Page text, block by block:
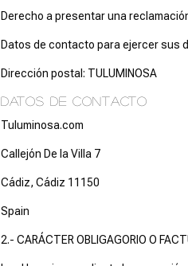
Derecho a presentar una
Datos de contacto para ejercer sus
Dirección postal: TULUMINOSA
DATOS DE CONTACTO
Tuluminosa.com
Callejón De la Villa 7
Cádiz, Cádiz 11150
Spain
2.- CARÁCTER OBLIGAGORIO O